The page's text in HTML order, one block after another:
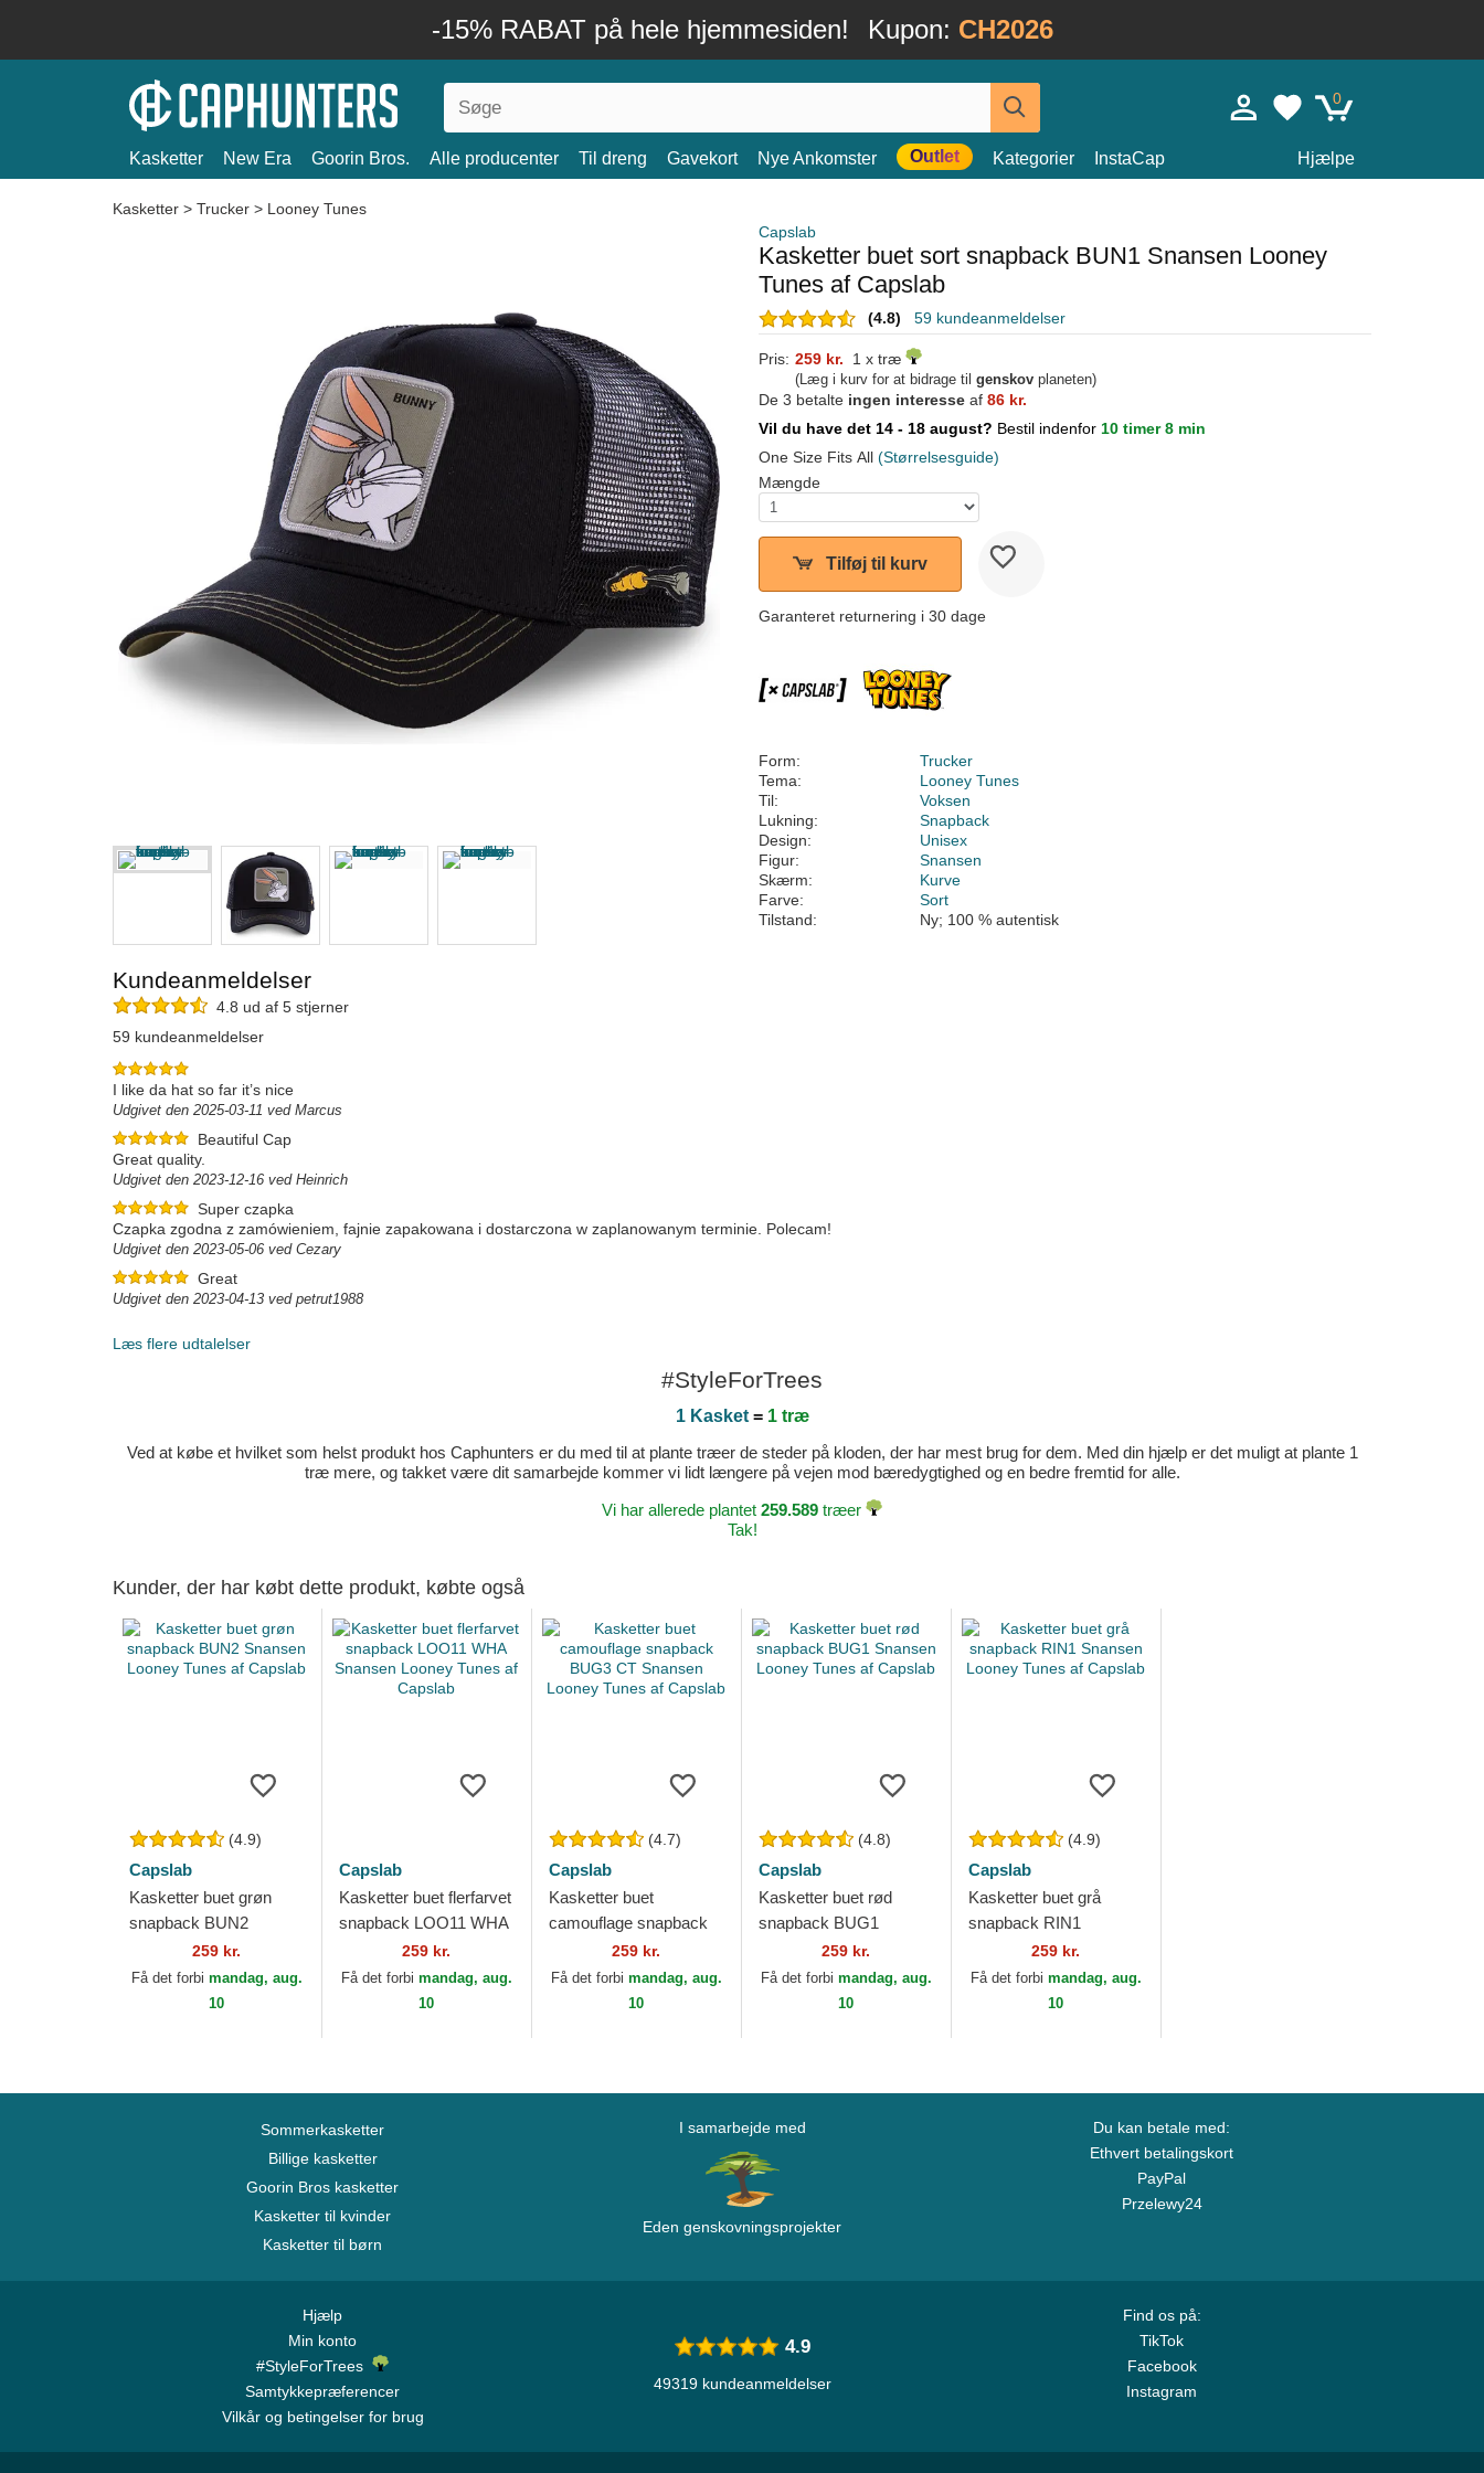
-15% RABAT på hele hjemmesiden! Kupon: CH2026
0
Kasketter New Era Goorin Bros. Alle producenter Til dreng Gavekort Nye Ankomster Outlet Kategorier InstaCap Hjælpe
Kasketter > Trucker > Looney Tunes
Capslab
Kasketter buet sort snapback BUN1 Snansen Looney
Tunes af Capslab
(4.8) 59 kundeanmeldelser
Pris: 259 kr. 1 x træ
(Læg i kurv for at bidrage til genskov planeten)
De 3 betalte ingen interesse af 86 kr.
Vil du have det 14 - 18 august? Bestil indenfor 10 timer 8 min
One Size Fits All (Størrelsesguide)
Mængde
Tilføj til kurv
Garanteret returnering i 30 dage
Form:
Trucker
Tema:
Looney Tunes
Til:
Voksen
Lukning:
Snapback
Design:
Unisex
Figur:
Snansen
Skærm:
Kurve
Farve:
Sort
Tilstand:
Ny; 100 % autentisk
Kundeanmeldelser
4.8 ud af 5 stjerner
59 kundeanmeldelser
I like da hat so far it’s nice
Udgivet den 2025-03-11 ved Marcus
Beautiful Cap
Great quality.
Udgivet den 2023-12-16 ved Heinrich
Super czapka
Czapka zgodna z zamówieniem, fajnie zapakowana i dostarczona w zaplanowanym terminie. Polecam!
Udgivet den 2023-05-06 ved Cezary
Great
Udgivet den 2023-04-13 ved petrut1988
Læs flere udtalelser
#StyleForTrees
1 Kasket= 1 træ
Ved at købe et hvilket som helst produkt hos Caphunters er du med til at plante træer de steder på kloden, der har mest brug for dem. Med din hjælp er det muligt at plante 1
træ mere, og takket være dit samarbejde kommer vi lidt længere på vejen mod bæredygtighed og en bedre fremtid for alle.
Vi har allerede plantet 259.589 træer
Tak!
Kunder, der har købt dette produkt, købte også
(4.9)
Capslab
Kasketter buet grøn
snapback BUN2
Snansen Looney Tunes
af Capslab
259 kr.
Få det forbi mandag, aug.
10
Capslab
Kasketter buet flerfarvet
snapback LOO11 WHA
Snansen Looney Tunes
af Capslab
259 kr.
Få det forbi mandag, aug.
10
(4.7)
Capslab
Kasketter buet
camouflage snapback
BUG3 CT Snansen
Looney Tunes af
259 kr.
Få det forbi mandag, aug.
10
(4.8)
Capslab
Kasketter buet rød
snapback BUG1
Snansen Looney Tunes
af Capslab
259 kr.
Få det forbi mandag, aug.
10
(4.9)
Capslab
Kasketter buet grå
snapback RIN1
Snansen Looney Tunes
af Capslab
259 kr.
Få det forbi mandag, aug.
10
Sommerkasketter
Billige kasketter
Goorin Bros kasketter
Kasketter til kvinder
Kasketter til børn
I samarbejde med
Eden genskovningsprojekter
Du kan betale med:
Ethvert betalingskort
PayPal
Przelewy24
Hjælp
Min konto
#StyleForTrees
Samtykkepræferencer
Vilkår og betingelser for brug
Find os på:
TikTok
Facebook
Instagram
4.9
49319 kundeanmeldelser